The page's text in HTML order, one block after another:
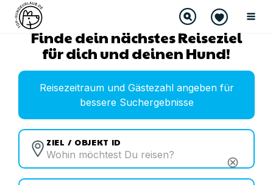
Finde dein nächstes Reiseziel
für dich und deinen Hund!
Reisezeitraum und Gästezahl angeben für
bessere Suchergebnisse
ZIEL / OBJEKT ID
cancel